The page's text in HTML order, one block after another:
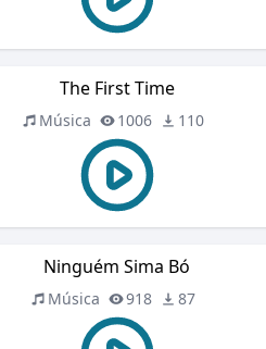
The First Time
Música 1006 110
Ninguém Sima Bó
Música 918 87